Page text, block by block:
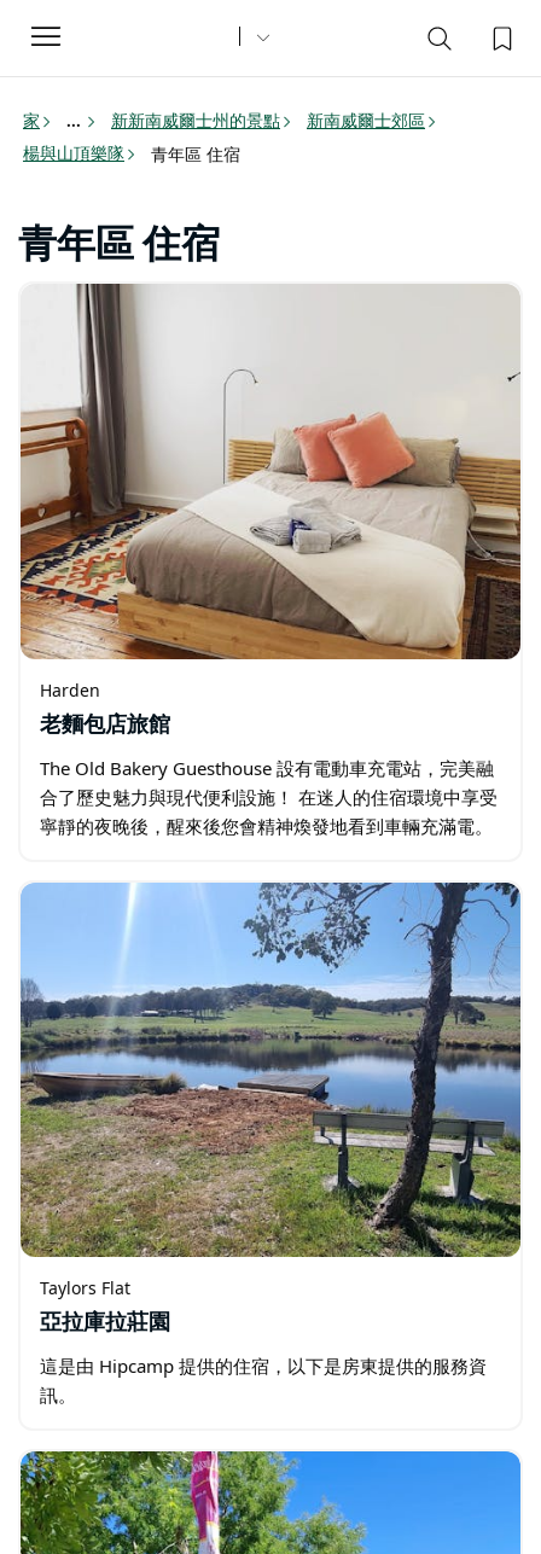
Toggle
navigation
家 ... 新新南威爾士州的景點
新南威爾士郊區
楊與山頂樂隊
青年區 住宿
青年區 住宿
Harden
老麵包店旅館
The Old Bakery Guesthouse 設有電動車充電站，完美融
合了歷史魅力與現代便利設施！ 在迷人的住宿環境中享受
寧靜的夜晚後，醒來後您會精神煥發地看到車輛充滿電。
Taylors Flat
亞拉庫拉莊園
這是由 Hipcamp 提供的住宿，以下是房東提供的服務資
訊。